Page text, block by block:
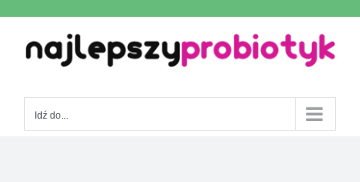
content
Idź do...